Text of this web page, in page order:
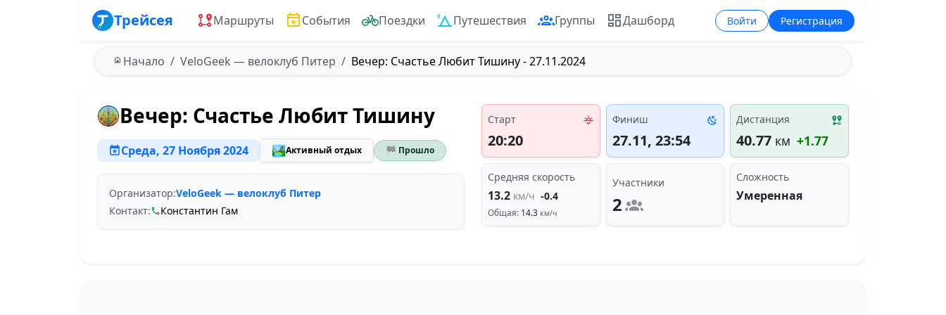
Трейсея Маршруты События Поездки Путешествия Группы Дашборд Войти Регистрация
Начало VeloGeek — велоклуб Питер Вечер: Счастье Любит Тишину - 27.11.2024
Вечер: Счастье Любит Тишину
Среда, 27 Ноября 2024 🏞️Активный отдых 🏁 Прошло
Организатор:VeloGeek — велоклуб Питер
Контакт:
Константин Гам
Старт
20:20
Финиш
27.11, 23:54
Дистанция
40.77 км +1.77
Средняя скорость
13.2 км/ч -0.4
Общая: 14.3 км/ч
Участники
2
Сложность
Умеренная